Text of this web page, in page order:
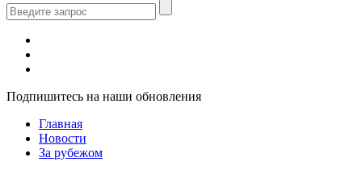
Подпишитесь на наши обновления
Главная
Новости
За рубежом